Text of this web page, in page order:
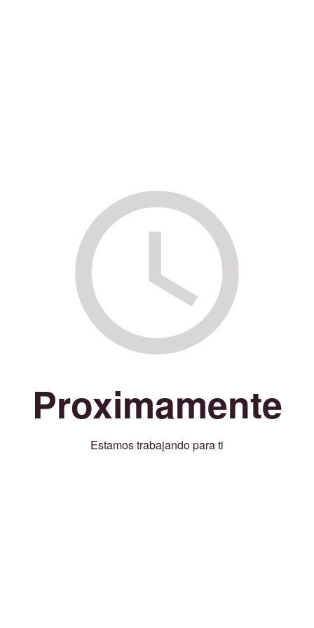
Proximamente
Estamos trabajando para ti